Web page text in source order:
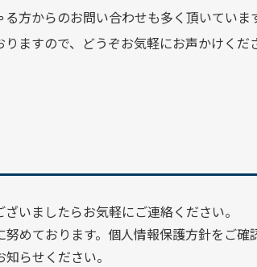
方からのお問い合わせも多く頂いていま
ますので、どうぞお気軽にお声かけくだ
いましたらお気軽にご連絡ください。
めております。 個人情報保護方針をご確
らせください。